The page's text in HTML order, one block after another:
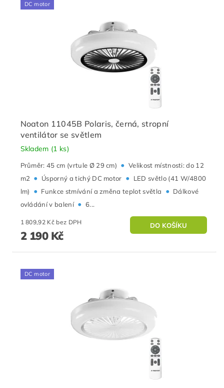
DC motor
Noaton 11045B Polaris, černá, stropní
ventilátor se světlem
Skladem (1 ks)
Průměr: 45 cm (vrtule Ø 29 cm) • Velikost místnosti: do 12
m2 • Úsporný a tichý DC motor •
LED světlo (41 W/4800
lm)
• Funkce stmívání a změna teplot světla • Dálkové
ovládání v balení • 6...
1 809,92 Kč bez DPH
2 190 Kč
DC motor